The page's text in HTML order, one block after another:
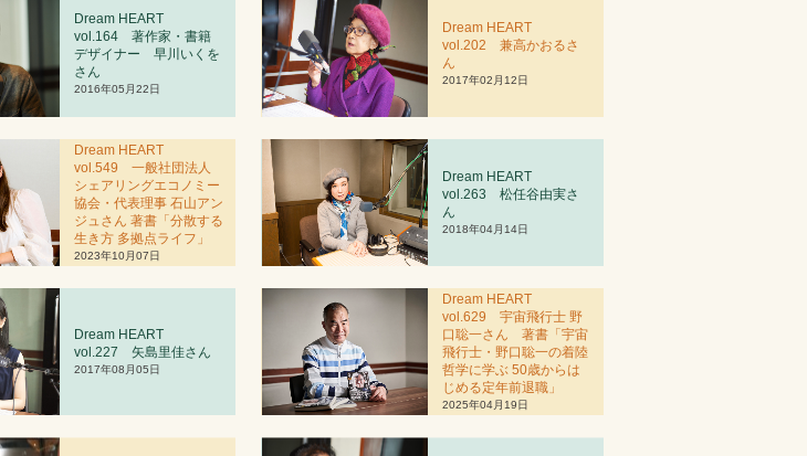
Dream HEART
vol. 1 64 著作家・書籍
デザイナー 早川いくを
さん
2016年05月22日
Dream HEART
vol.202 兼高かおるさ
ん
2017年02月12日
Dream HEART
vol.549 一般社団法人
シェアリングエコノミー
協会・代表理事 石山アン
ジュさん 著書「分散する
生き方 多拠点ライフ」
2023年10月07日
Dream HEART
vol.263 松任谷由実さ
ん
2018年04月14日
Dream HEART
vol.227 矢島里佳さん
2017年08月05日
Dream HEART
vol.629 宇宙飛行士 野
口聡一さん 著書「宇宙
飛行士・野口聡一の着陸
哲学に学ぶ 50歳からは
じめる定年前退職」
2025年04月19日